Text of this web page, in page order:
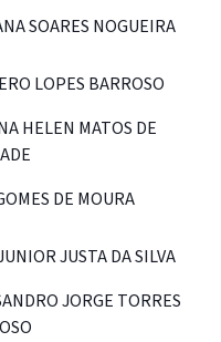
SOARES NOGUEIRA
LOPES BARROSO
HELEN MATOS DE
DE MOURA
JUSTA DA SILVA
JORGE TORRES